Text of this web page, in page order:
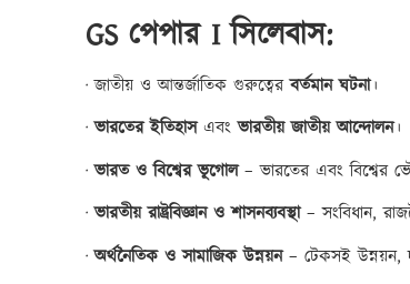
GS পেপার I সিলেবাস:
· জাতীয় ও আন্তর্জাতিক গুরুত্বেরবর্তমান ঘটনা।
·ভারতের ইতিহাসএবংভারতীয় জাতীয় আন্দোলন।
·ভারত ও বিশ্বের ভূগোল– ভারতের এবং বিশ্বের
·ভারতীয় রাষ্ট্রবিজ্ঞান ও শাসনব্যবস্থা– সংবিধান,
·অর্থনৈতিক ও সামাজিক উন্নয়ন– টেকসই উন্নয়ন,